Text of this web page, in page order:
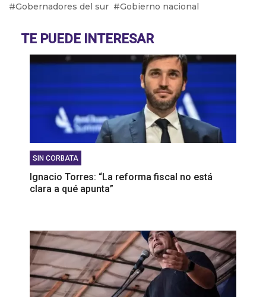
intendente y despues privado”
con datos objetivos y a la tarde me la borraron de
la página web”
Pablo Juliano: “Los radicales con peluca
confirman que no sirven para nada”
Gobernadores del sur
Gobierno nacional
TE PUEDE INTERESAR
SIN CORBATA
Ignacio Torres: “La reforma fiscal no está
clara a qué apunta”